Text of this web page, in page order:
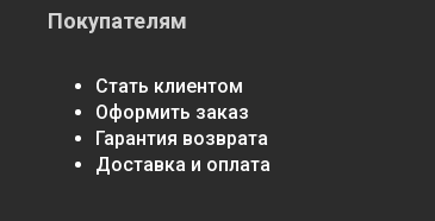
Покупателям
Стать клиентом
Оформить заказ
Гарантия возврата
Доставка и оплата